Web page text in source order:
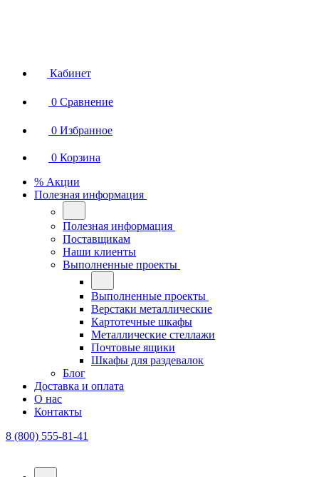
Кабинет
0 Сравнение
0 Избранное
0 Корзина
% Акции
Полезная информация
Полезная информация
Поставщикам
Наши клиенты
Выполненные проекты
Выполненные проекты
Верстаки металлические
Картотечные шкафы
Металлические стеллажи
Почтовые ящики
Шкафы для раздевалок
Блог
Доставка и оплата
О нас
Контакты
8 (800) 555-81-41